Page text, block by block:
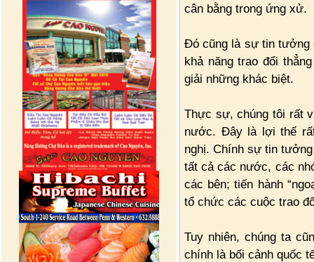
cân bằng trong ứng xử.
Đó cũng là sự tin tưởng
khả năng trao đổi
giải những khác biệt.
Thực sự, chúng tôi rất
nước. Đây là lợi thế
nghị. Chính sự tin
tất cả các nước, các
các bên; tiến hành
tổ chức các cuộc trao
Tuy nhiên, chúng ta
chính là bối cảnh quốc